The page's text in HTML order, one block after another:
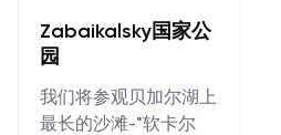
Zabaikalsky国家公
园
我们将参观贝加尔湖上
最长的沙滩-"软卡尔